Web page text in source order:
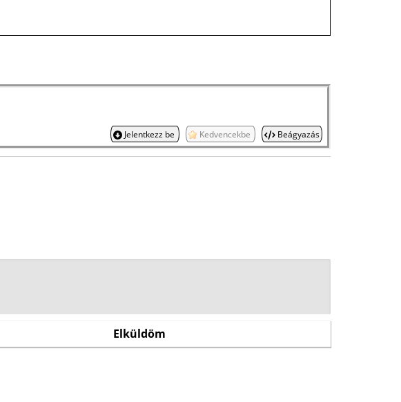
Jelentkezz be Kedvencekbe Beágyazás